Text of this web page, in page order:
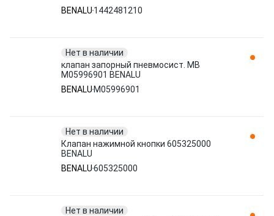
BENALU 1442481210
Нет в наличии
клапан запорный пневмосист. MB
M05996901 BENALU
BENALU M05996901
Нет в наличии
Клапан нажимной кнопки 605325000
BENALU
BENALU605325000
Нет в наличии